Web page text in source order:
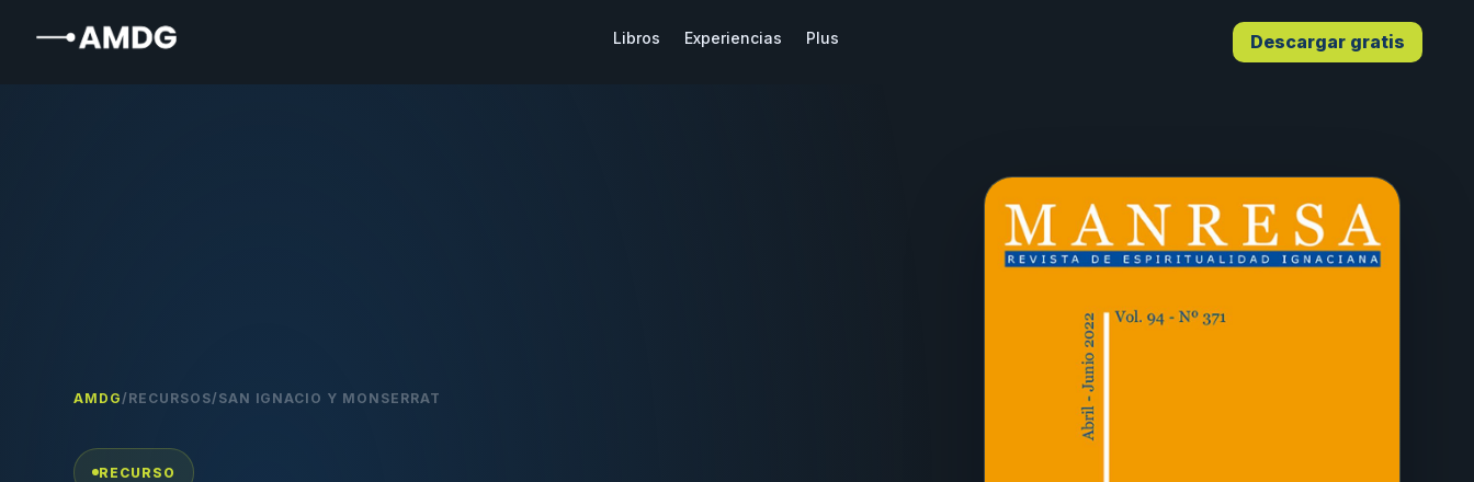
Libros Experiencias Plus Descargar gratis
AMDG /RECURSOS/SAN IGNACIO Y MONSERRAT
RECURSO